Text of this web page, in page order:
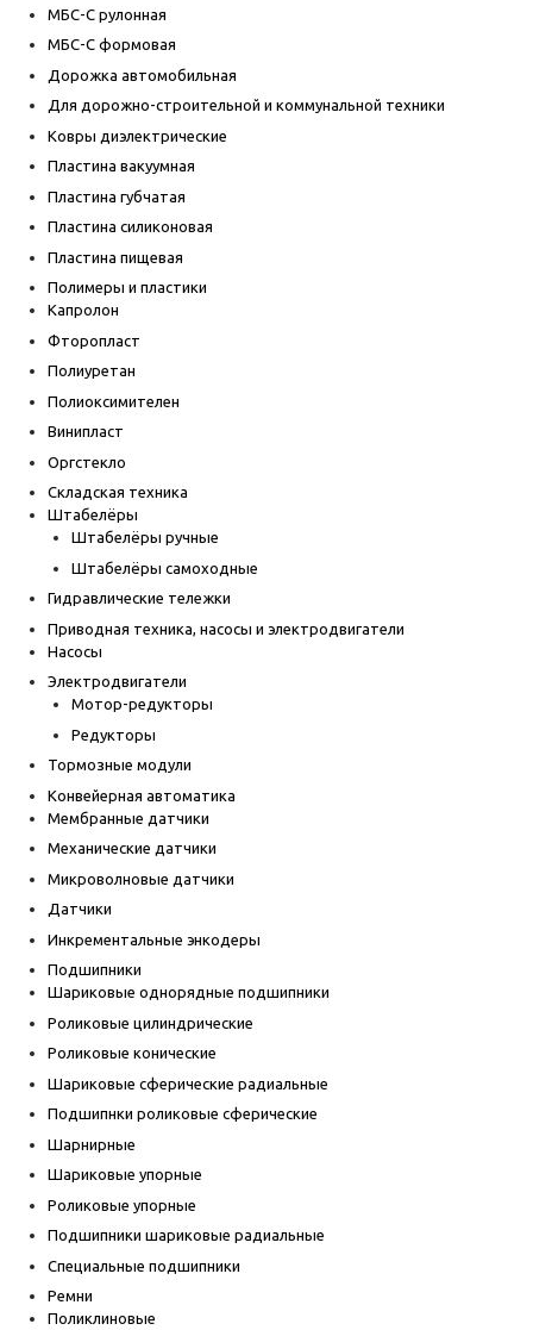
МБС-С рулонная
МБС-С формовая
Дорожка автомобильная
Для дорожно-строительной и коммунальной техники
Ковры диэлектрические
Пластина вакуумная
Пластина губчатая
Пластина силиконовая
Пластина пищевая
Полимеры и пластики
Капролон
Фторопласт
Полиуретан
Полиоксимителен
Винипласт
Оргстекло
Складская техника
Штабелёры
Штабелёры ручные
Штабелёры самоходные
Гидравлические тележки
Приводная техника, насосы и электродвигатели
Насосы
Электродвигатели
Мотор-редукторы
Редукторы
Тормозные модули
Конвейерная автоматика
Мембранные датчики
Механические датчики
Микроволновые датчики
Датчики
Инкрементальные энкодеры
Подшипники
Шариковые однорядные подшипники
Роликовые цилиндрические
Роликовые конические
Шариковые сферические радиальные
Подшипнки роликовые сферические
Шарнирные
Шариковые упорные
Роликовые упорные
Подшипники шариковые радиальные
Специальные подшипники
Ремни
Поликлиновые